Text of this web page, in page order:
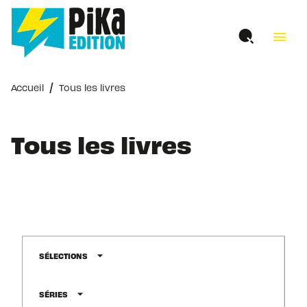
MENU RECHERCHE
PIED DE PAGE
menu
Accueil / Tous les livres
Tous les livres
SÉLECTIONS arrow_drop_down
SÉRIES arrow_drop_down